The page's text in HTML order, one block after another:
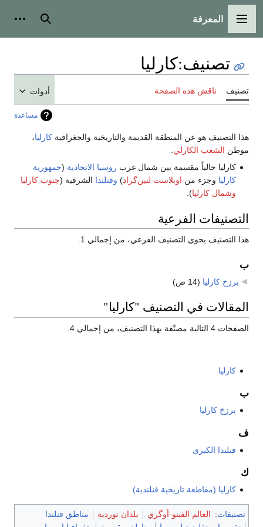
القائمة الرئيسية
المعرفة بحث
تصنيف:كارليا
تصنيف ناقش هذه الصفحة أدوات
مساعدة
هذا التصنيف هو عن المنطقة القديمة والتاريخية والجغرافية كارليا،
موطن الشعب الكارلي
كارليا حالياً مقسمة بين شمال غرب روسيا الاتحادية (جمهورية
كارليا وجزء من اوبلاست لنين‌گراد) وفنلندا الشرقية (جنوب كارليا
وشمال كارليا).
التصنيفات الفرعية
هذا التصنيف يحوي التصنيف الفرعي، من إجمالي 1.
ب
برزخ كارليا (14 ص)
المقالات في التصنيف "كارليا"
الصفحات 4 التالية مصنّفة بهذا التصنيف، من إجمالي 4.
كارليا
ب
برزخ كارليا
ف
فنلندا الكبرى
ك
كارليا (مقاطعة تاريخية فنلندية)
تصنيفات: العالم الفينو-أوگري بلدان نوردية
مناطق فنلندا